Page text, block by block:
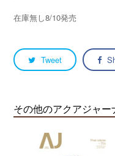
在庫無し8/10発売
Tweet
その他のアクアジャー